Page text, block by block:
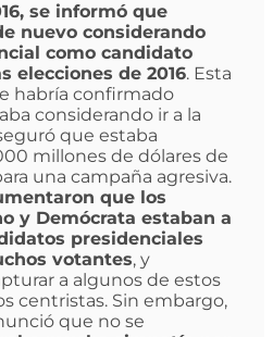
se informó que
nuevo considerando
como candidato
elecciones de 2016. Esta
habría confirmado
considerando ir a la
que estaba
millones de dólares de
una campaña agresiva.
que los
y Demócrata estaban a
presidenciales
votantes, y
a algunos de estos
centristas. Sin embargo,
que no se